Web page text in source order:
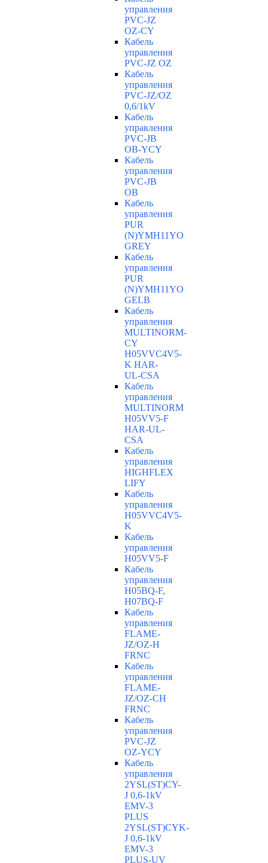
управления
PVC-JZ
OZ-CY
Кабель
управления
PVC-JZ OZ
Кабель
управления
PVC-JZ/OZ
0,6/1kV
Кабель
управления
PVC-JB
OB-YCY
Кабель
управления
PVC-JB
OB
Кабель
управления
PUR
(N)YMH11YO
GREY
Кабель
управления
PUR
(N)YMH11YO
GELB
Кабель
управления
MULTINORM-
CY
H05VVC4V5-
K HAR-
UL-CSA
Кабель
управления
MULTINORM
H05VV5-F
HAR-UL-
CSA
Кабель
управления
HIGHFLEX
LIFY
Кабель
управления
H05VVC4V5-
K
Кабель
управления
H05VV5-F
Кабель
управления
H05BQ-F,
H07BQ-F
Кабель
управления
FLAME-
JZ/OZ-H
FRNC
Кабель
управления
FLAME-
JZ/OZ-CH
FRNC
Кабель
управления
PVC-JZ
OZ-YCY
Кабель
управления
2YSL(ST)CY-
J 0,6-1kV
EMV-3
PLUS
2YSL(ST)CYK-
J 0,6-1kV
EMV-3
PLUS-UV